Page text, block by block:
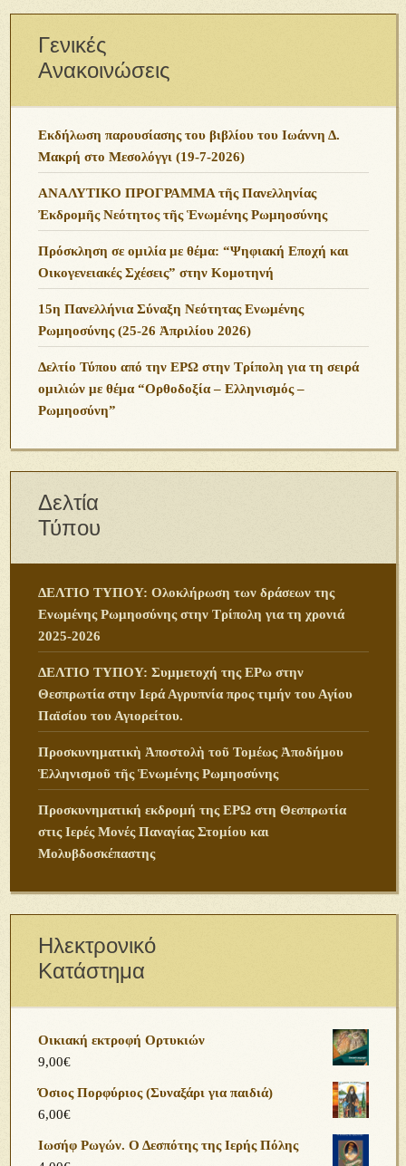
Γενικές
Ανακοινώσεις
Εκδήλωση παρουσίασης του βιβλίου του Ιωάννη Δ.
Μακρή στο Μεσολόγγι (19-7-2026)
ΑΝΑΛΥΤΙΚΟ ΠΡΟΓΡΑΜΜΑ τῆς Πανελληνίας
Ἐκδρομῆς Νεότητος τῆς Ἑνωμένης Ρωμηοσύνης
Πρόσκληση σε ομιλία με θέμα: “Ψηφιακή Εποχή και
Οικογενειακές Σχέσεις” στην Κομοτηνή
15η Πανελλήνια Σύναξη Νεότητας Ενωμένης
Ρωμηοσύνης (25-26 Ἀπριλίου 2026)
Δελτίο Τύπου από την ΕΡΩ στην Τρίπολη για τη σειρά
ομιλιών με θέμα “Ορθοδοξία – Ελληνισμός –
Ρωμηοσύνη”
Δελτία
Τύπου
ΔΕΛΤΙΟ ΤΥΠΟΥ: Ολοκλήρωση των δράσεων της
Ενωμένης Ρωμηοσύνης στην Τρίπολη για τη χρονιά
2025-2026
ΔΕΛΤΙΟ ΤΥΠΟΥ: Συμμετοχή της ΕΡω στην
Θεσπρωτία στην Ιερά Αγρυπνία προς τιμήν του Αγίου
Παϊσίου του Αγιορείτου.
Προσκυνηματικὴ Ἀποστολὴ τοῦ Τομέως Ἀποδήμου
Ἑλληνισμοῦ τῆς Ἑνωμένης Ρωμηοσύνης
Προσκυνηματική εκδρομή της ΕΡΩ στη Θεσπρωτία
στις Ιερές Μονές Παναγίας Στομίου και
Μολυβδοσκέπαστης
Ηλεκτρονικό
Κατάστημα
Οικιακή εκτροφή Ορτυκιών
9,00€
Όσιος Πορφύριος (Συναξάρι για παιδιά)
6,00€
Ιωσήφ Ρωγών. Ο Δεσπότης της Ιερής Πόλης